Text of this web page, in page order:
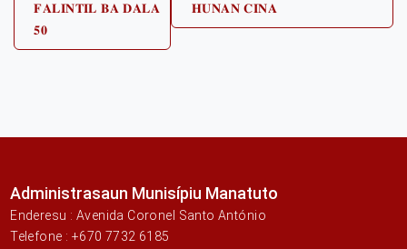
𝐅𝐀𝐋𝐈𝐍𝐓𝐈𝐋 𝐁𝐀 𝐃𝐀𝐋𝐀
𝟓𝟎
𝐇𝐔𝐍𝐀𝐍 𝐂𝐈𝐍𝐀
Administrasaun Munisípiu Manatuto
Enderesu : Avenida Coronel Santo António
Telefone : +670 7732 6185